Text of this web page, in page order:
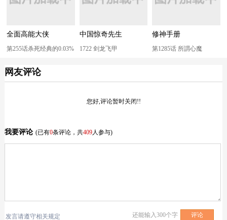
全面高能大侠
第255话杀死经典的0.03%
中国惊奇先生
1722 剑龙飞甲
修神手册
第1285话 所謂心魔
网友评论
您好,评论暂时关闭!!
我要评论 (已有0条评论，共409人参与)
发言请遵守相关规定 还能输入300个字